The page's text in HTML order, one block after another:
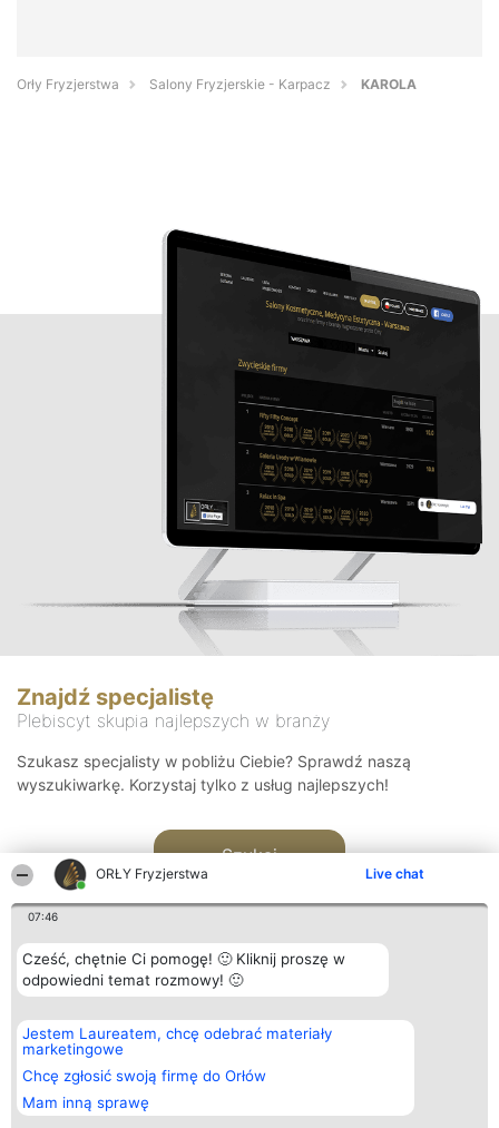
ORŁY Fryzjerstwa Live chat
07:46
Cześć, chętnie Ci pomogę! 🙂 Kliknij proszę w
odpowiedni temat rozmowy! 🙂
Jestem Laureatem, chcę odebrać materiały
marketingowe
Chcę zgłosić swoją firmę do Orłów
Mam inną sprawę
Orły Fryzjerstwa Salony Fryzjerskie - Karpacz KAROLA
Znajdź specjalistę
Plebiscyt skupia najlepszych w branży
Szukasz specjalisty w pobliżu Ciebie? Sprawdź naszą
wyszukiwarkę. Korzystaj tylko z usług najlepszych!
Szukaj
Organizator plebiscytu
Bright Side Solutions sp. z o.
o. sp. k.
ul. Ruska 22
Wrocław 50-079
KRS 0000749100 | Regon
381313360 | NIP 8943132676
Plebiscyt
Laureaci
wszystkich
Laureatów
Regulamin
Kontakt
Kontakt